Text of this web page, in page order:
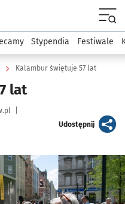
Kultura
Stypendia Festiwale
Kalambur świętuje 57 lat
lat
Udostępnijartykuł